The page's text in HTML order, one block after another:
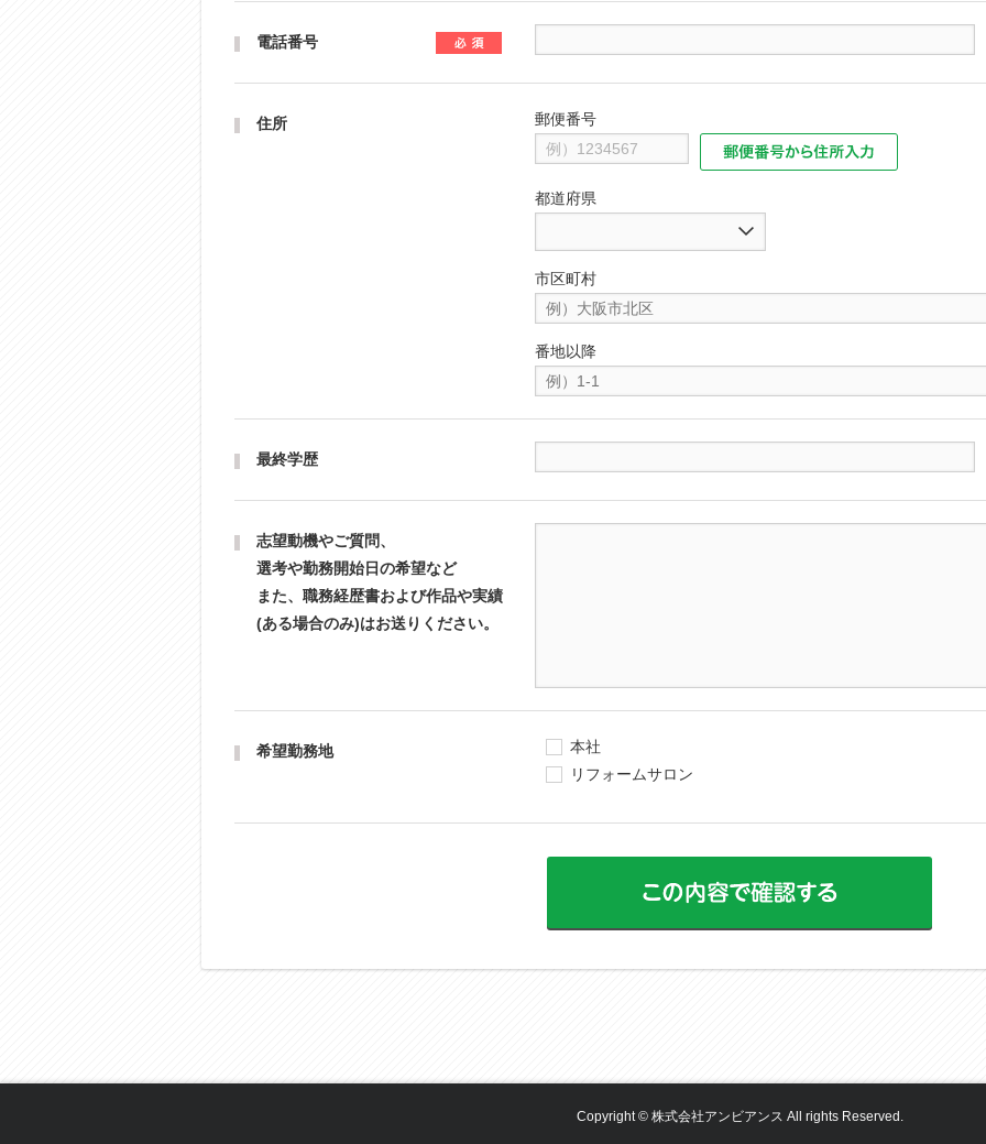
電話番号
住所 郵便番号
都道府県
市区町村
番地以降
最終学歴
志望動機やご質問、
選考や勤務開始日の希望など
また、職務経歴書および作品や実績
(ある場合のみ)はお送りください。
希望勤務地
本社
リフォームサロン
Copyright © 株式会社アンビアンス All rights Reserved.